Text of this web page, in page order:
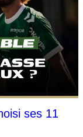
ses 11